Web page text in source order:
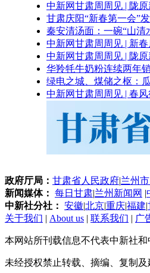
中新网甘肃周周见 | 陇
甘肃庆阳“新春第一会”
秦安清汤面：一碗“山清
中新网甘肃周周见 | 新
中新网甘肃周周见 | 陇
华羚牦牛奶粉连续两年
绿电之城、煤储之枢：
中新网甘肃周周见 | 春
政府厅局： 甘肃省人民政府|兰州
新闻媒体： 每日甘肃|兰州新闻网 |
中新社分社： 安徽|北京|重庆|福建|
关于我们 | About us | 联系我们 | 广
本网站所刊载信息不代表中新社
未经授权禁止转载、摘编、复制